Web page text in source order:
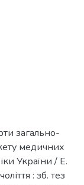
загально-
медичних
України / Е.
: зб. тез